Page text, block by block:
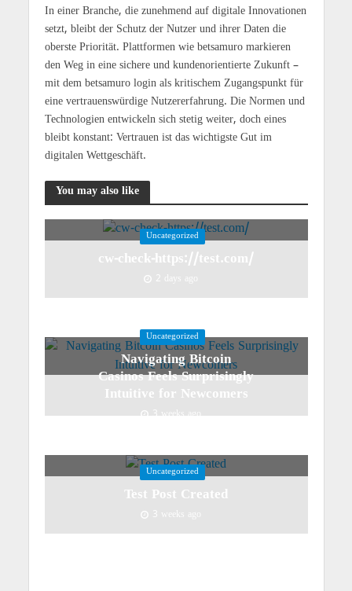
In einer Branche, die zunehmend auf digitale Innovationen
setzt, bleibt der Schutz der Nutzer und ihrer Daten die
oberste Priorität. Plattformen wie betsamuro markieren
den Weg in eine sichere und kundenorientierte Zukunft –
mit dem betsamuro login als kritischem Zugangspunkt für
eine vertrauenswürdige Nutzererfahrung. Die Normen und
Technologien entwickeln sich stetig weiter, doch eines
bleibt konstant: Vertrauen ist das wichtigste Gut im
digitalen Wettgeschäft.
You may also like
Uncategorized
cw-check-https://test.com/
2 days ago
Uncategorized
Navigating Bitcoin
Casinos Feels Surprisingly
Intuitive for Newcomers
3 weeks ago
Uncategorized
Test Post Created
3 weeks ago